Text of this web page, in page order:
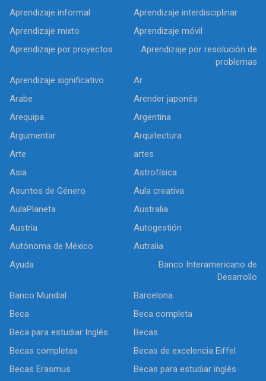
Aprendizaje informal
Aprendizaje interdisciplinar
Aprendizaje mixto
Aprendizaje móvil
Aprendizaje por proyectos
Aprendizaje por resolución de
problemas
Aprendizaje significativo
Ar
Arabe
Arender japonés
Arequipa
Argentina
Argumentar
Arquitectura
Arte
artes
Asia
Astrofísica
Asuntos de Género
Aula creativa
AulaPlaneta
Australia
Austria
Autogestión
Autónoma de México
Autralia
Ayuda
Banco Interamericano de
Desarrollo
Banco Mundial
Barcelona
Beca
Beca completa
Beca para estudiar Inglés
Becas
Becas completas
Becas de excelencia Eiffel
Becas Erasmus
Becas para estudiar inglés